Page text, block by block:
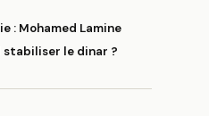
: Mohamed Lamine
le dinar ?